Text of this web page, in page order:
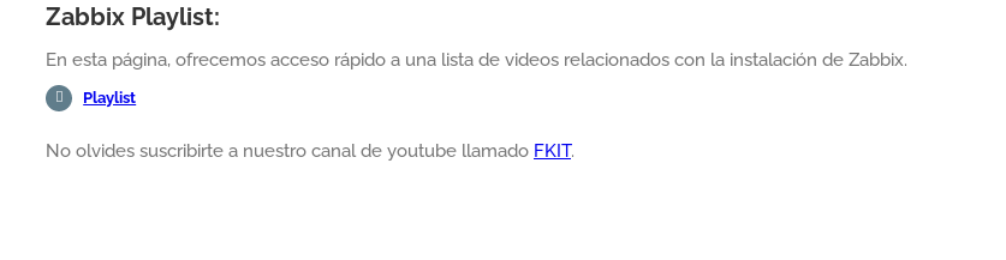
Zabbix Playlist:
En esta página, ofrecemos acceso rápido a una lista de videos relacionados con la instalación de Zabbix.
Playlist
No olvides suscribirte a nuestro canal de youtube llamado FKIT.